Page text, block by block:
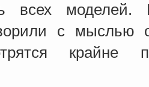
всех
с мыслью
крайне